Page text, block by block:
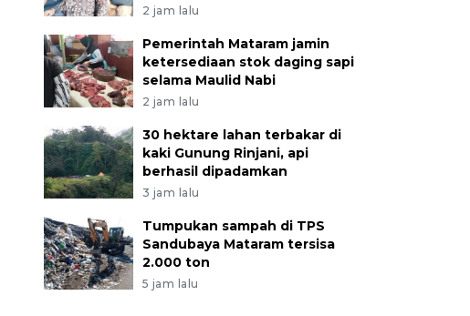
2 jam lalu
Pemerintah Mataram jamin
ketersediaan stok daging sapi
selama Maulid Nabi
2 jam lalu
30 hektare lahan terbakar di
kaki Gunung Rinjani, api
berhasil dipadamkan
3 jam lalu
Tumpukan sampah di TPS
Sandubaya Mataram tersisa
2.000 ton
5 jam lalu